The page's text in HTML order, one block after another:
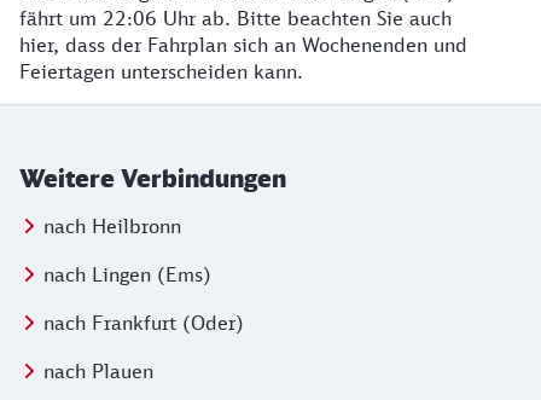
fährt um 22:06 Uhr ab. Bitte beachten Sie auch
hier, dass der Fahrplan sich an Wochenenden und
Feiertagen unterscheiden kann.
Weitere Verbindungen
nach Heilbronn
nach Lingen (Ems)
nach Frankfurt (Oder)
nach Plauen